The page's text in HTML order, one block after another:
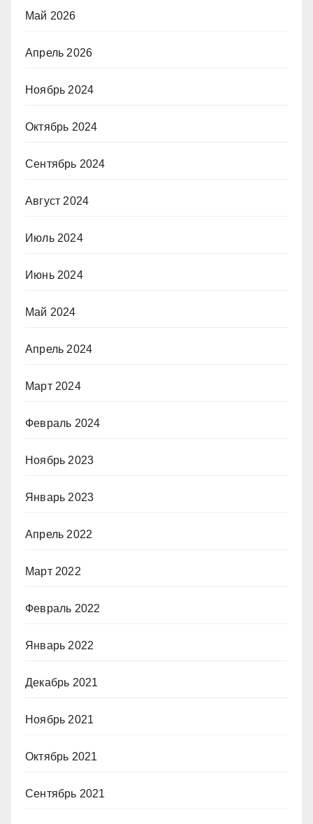
Май 2026
Апрель 2026
Ноябрь 2024
Октябрь 2024
Сентябрь 2024
Август 2024
Июль 2024
Июнь 2024
Май 2024
Апрель 2024
Март 2024
Февраль 2024
Ноябрь 2023
Январь 2023
Апрель 2022
Март 2022
Февраль 2022
Январь 2022
Декабрь 2021
Ноябрь 2021
Октябрь 2021
Сентябрь 2021